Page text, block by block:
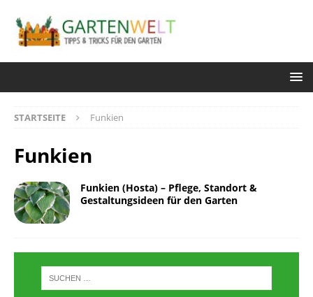
STARTSEITE Funkien
Funkien
Funkien (Hosta) – Pflege, Standort &
Gestaltungsideen für den Garten